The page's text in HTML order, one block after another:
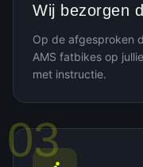
Wij bezorgen
Op de afgesproken
AMS fatbikes op
met instructie.
03